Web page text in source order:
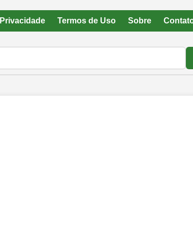
Privacidade Termos de Uso Sobre